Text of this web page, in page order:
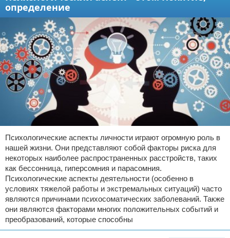
определение
Психологические аспекты личности играют огромную роль в
нашей жизни. Они представляют собой факторы риска для
некоторых наиболее распространенных расстройств, таких
как бессонница, гиперсомния и парасомния.
Психологические аспекты деятельности (особенно в
условиях тяжелой работы и экстремальных ситуаций) часто
являются причинами психосоматических заболеваний. Также
они являются факторами многих положительных событий и
преобразований, которые способны